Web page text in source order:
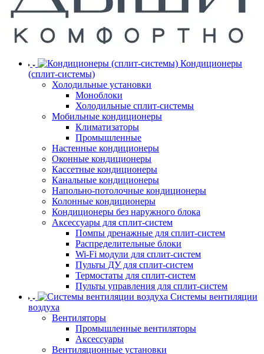
Кондиционеры
(сплит-системы)
Холодильные установки
Моноблоки
Холодильные сплит-системы
Мобильные кондиционеры
Климатизаторы
Промышленные
Настенные кондиционеры
Оконные кондиционеры
Кассетные кондиционеры
Канальные кондиционеры
Напольно-потолочные кондиционеры
Колонные кондиционеры
Кондиционеры без наружного блока
Аксессуары для сплит-систем
Помпы дренажные для сплит-систем
Распределительные блоки
Wi-Fi модули для сплит-систем
Пульты ДУ для сплит-систем
Термостаты для сплит-систем
Пульты управления для сплит-систем
Системы вентиляции
воздуха
Вентиляторы
Промышленные вентиляторы
Аксессуары
Вентиляционные установки